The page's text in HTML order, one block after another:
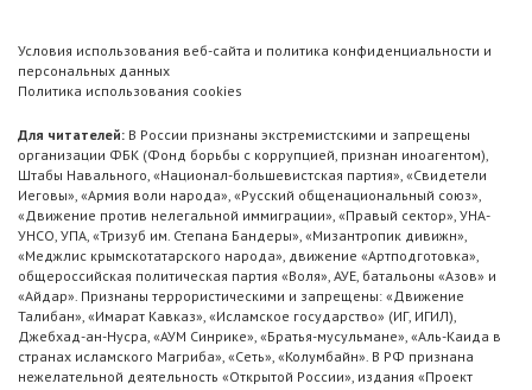
Условия использования веб-сайта и политика конфиденциальности и
персональных данных
Политика использования cookies
Для читателей: В России признаны экстремистскими и запрещены
организации ФБК (Фонд борьбы с коррупцией, признан иноагентом),
Штабы Навального, «Национал-большевистская партия», «Свидетели
Иеговы», «Армия воли народа», «Русский общенациональный союз»,
«Движение против нелегальной иммиграции», «Правый сектор», УНА-
УНСО, УПА, «Тризуб им. Степана Бандеры», «Мизантропик дивижн»,
«Меджлис крымскотатарского народа», движение «Артподготовка»,
общероссийская политическая партия «Воля», АУЕ, батальоны «Азов» и
«Айдар». Признаны террористическими и запрещены: «Движение
Талибан», «Имарат Кавказ», «Исламское государство» (ИГ, ИГИЛ),
Джебхад-ан-Нусра, «АУМ Синрике», «Братья-мусульмане», «Аль-Каида в
странах исламского Магриба», «Сеть», «Колумбайн». В РФ признана
нежелательной деятельность «Открытой России», издания «Проект